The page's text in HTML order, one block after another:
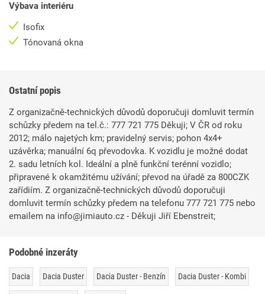
Výbava interiéru
Isofix
Tónovaná okna
Ostatní popis
Z organizačně-technických důvodů doporučuji domluvit termín
schůzky předem na tel.č.: 777 721 775 Děkuji; V ČR od roku
2012; málo najetých km; pravidelný servis; pohon 4x4+
uzávěrka; manuální 6q převodovka. K vozidlu je možné dodat
2. sadu letních kol. Ideální a plně funkční terénní vozidlo;
připravené k okamžitému užívání; převod na úřadě za 800CZK
zařídiím. Z organizačně-technických důvodů doporučuji
domluvit termín schůzky předem na telefonu 777 721 775 nebo
emailem na info@jimiauto.cz - Děkuji Jiří Ebenstreit;
Podobné inzeráty
Dacia Dacia Duster Dacia Duster - Benzín Dacia Duster - Kombi